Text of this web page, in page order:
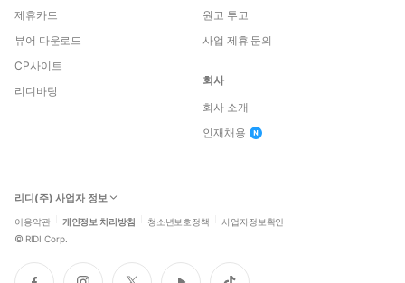
제휴카드
뷰어 다운로드
CP사이트
리디바탕
원고 투고
사업 제휴 문의
회사
회사 소개
인재채용
리디(주) 사업자 정보
이용약관 개인정보 처리방침 청소년보호정책 사업자정보확인
© RIDI Corp.